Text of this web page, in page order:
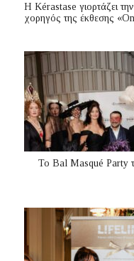
Η Kérastase γιορτάζει
χορηγός της έκθεσης
Το Bal Masqué Party